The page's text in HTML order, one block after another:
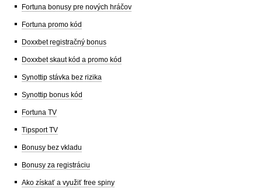
Fortuna bonusy pre nových hráčov
Fortuna promo kód
Doxxbet registračný bonus
Doxxbet skaut kód a promo kód
Synottip stávka bez rizika
Synottip bonus kód
Fortuna TV
Tipsport TV
Bonusy bez vkladu
Bonusy za registráciu
Ako získať a využiť free spiny